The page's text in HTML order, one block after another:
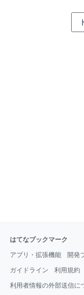
はてなブックマーク
アプリ・拡張機能 開発
ガイドライン 利用規約
利用者情報の外部送信に